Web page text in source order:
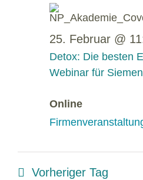
Februar
2026
Detox: Die besten
Webinar für
25. Februar @
Online
Vorheriger Tag